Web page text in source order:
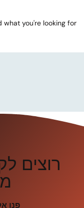
what you're looking for.
רוצים
פנו